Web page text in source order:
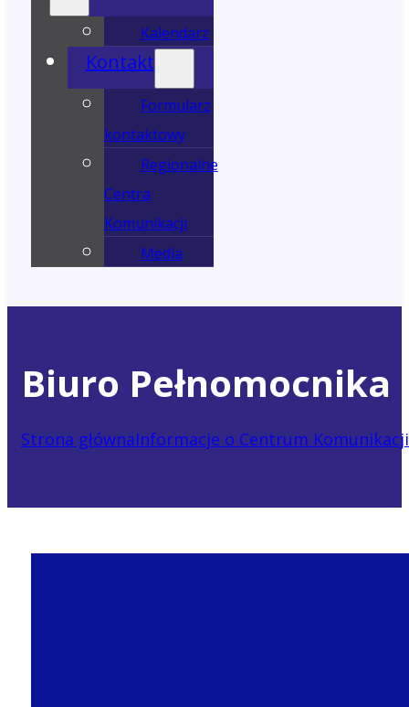
Kalendarz
Kontakt
Formularz
kontaktowy
Regionalne
Centra
Komunikacji
Media
Biuro Pełnomocnika
Strona głównaInformacje o Centrum Komunikacji